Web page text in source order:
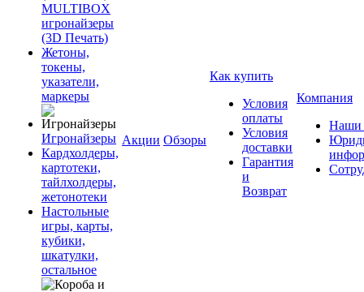
MULTIBOX
игронайзеры
(3D Печать)
Жетоны,
токены,
указатели,
маркеры
Игронайзеры
Кардхолдеры,
картотеки,
тайлхолдеры,
жетонотеки
Настольные
игры, карты,
кубики,
шкатулки,
остальное
Акции Обзоры
Как купить
Условия
оплаты
Условия
доставки
Гарантия
и
Возврат
Компания
Наши